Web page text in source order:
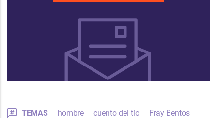
TEMAS hombre cuento del tío Fray Bentos